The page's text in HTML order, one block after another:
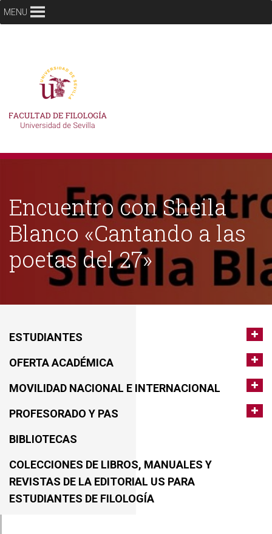
MENU
Encuentro con Sheila
Blanco «Cantando a las
poetas del 27»
ESTUDIANTES
OFERTA ACADÉMICA
MOVILIDAD NACIONAL E INTERNACIONAL
PROFESORADO Y PAS
BIBLIOTECAS
COLECCIONES DE LIBROS, MANUALES Y
REVISTAS DE LA EDITORIAL US PARA
ESTUDIANTES DE FILOLOGÍA